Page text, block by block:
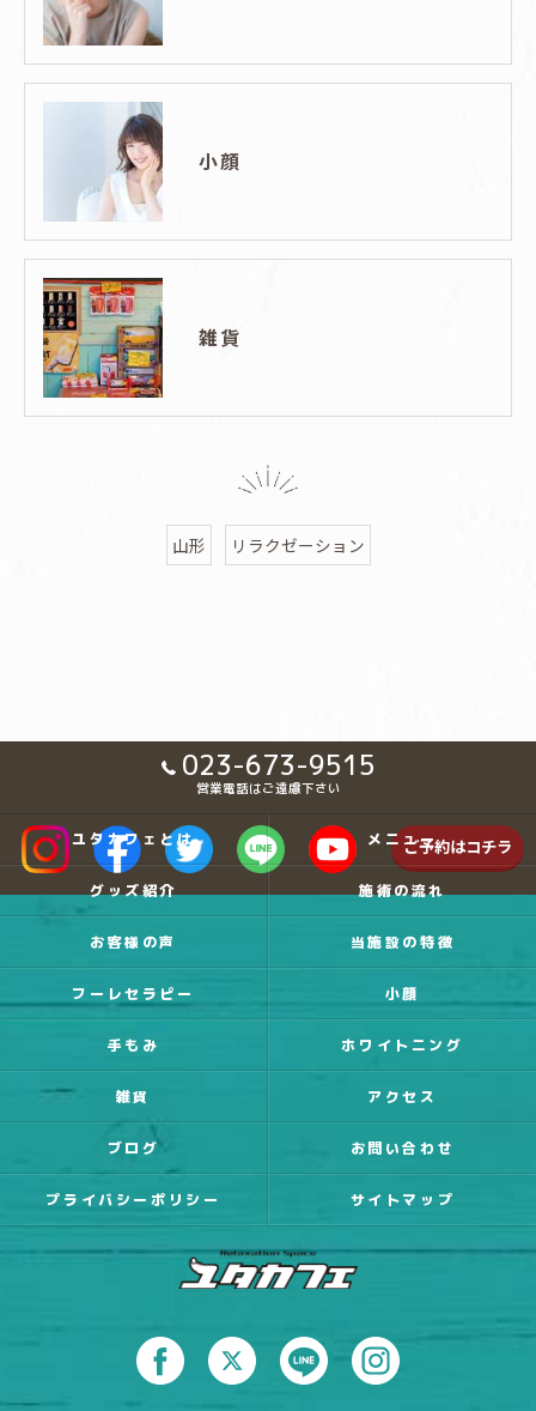
小顔
雑貨
山形 リラクゼーション
023-673-9515
営業電話はご遠慮下さい
ご予約はコチラ
ユタカフェとは メニュー
グッズ紹介 施術の流れ
お客様の声 当施設の特徴
フーレセラピー 小顔
手もみ ホワイトニング
雑貨 アクセス
ブログ お問い合わせ
プライバシーポリシー サイトマップ